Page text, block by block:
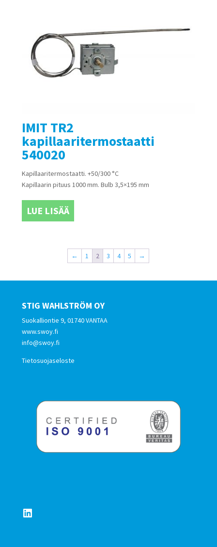
IMIT TR2
kapillaaritermostaatti
540020
Kapillaaritermostaatti. +50/300 °C
Kapillaarin pituus 1000 mm. Bulb 3,5×195 mm
LUE LISÄÄ
← 1 2 3 4 5 →
STIG WAHLSTRÖM OY
Suokalliontie 9, 01740 VANTAA
www.swoy.fi
info@swoy.fi
Tietosuojaseloste
LinkedIn